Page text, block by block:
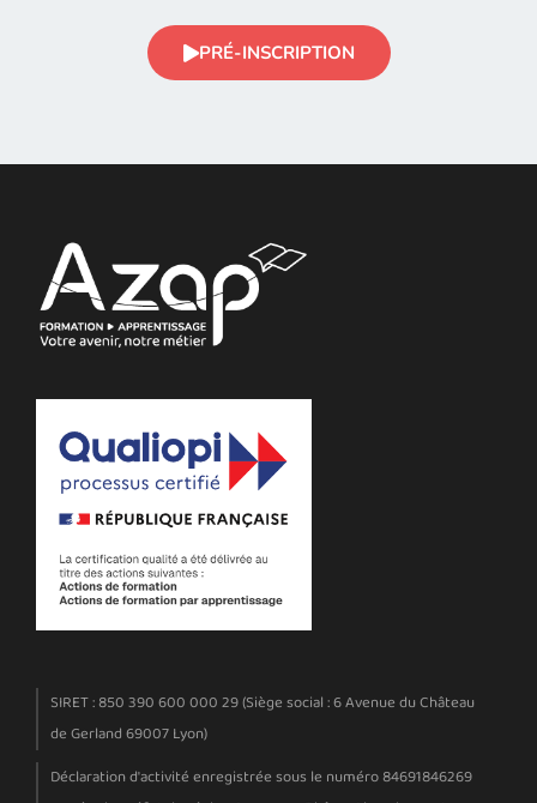
PRÉ-INSCRIPTION
SIRET : 850 390 600 000 29 (Siège social : 6 Avenue du Château
de Gerland 69007 Lyon)
Déclaration d'activité enregistrée sous le numéro 84691846269